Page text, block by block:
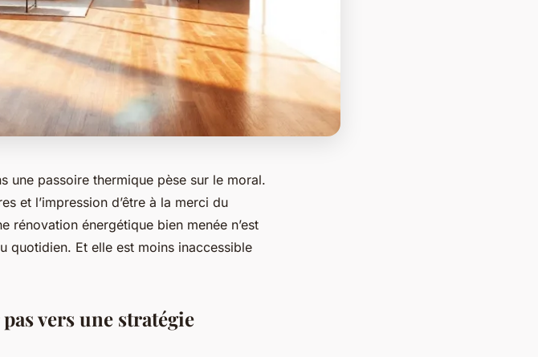
une passoire thermique pèse sur le moral.
et l’impression d’être à la merci du
rénovation énergétique bien menée n’est
quotidien. Et elle est moins inaccessible
vers une stratégie